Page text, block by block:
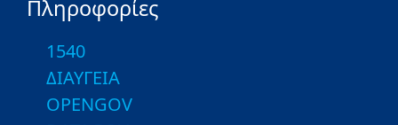
Πληροφορίες
1540
ΔΙΑΥΓΕΙΑ
OPENGOV